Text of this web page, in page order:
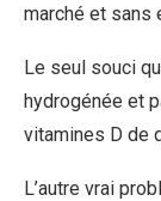
marché et sans
Le seul souci
hydrogénée et
vitamines D de
L’autre vrai